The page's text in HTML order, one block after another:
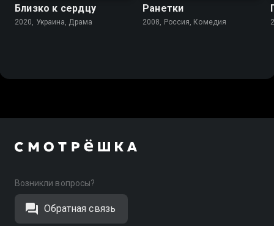
Близко к сердцу
2020, Украина, Драма
Ранетки
2008, Россия, Комедия
Возникли вопросы?
Обратная связь